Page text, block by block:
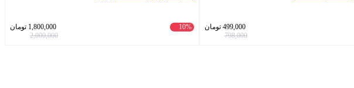
499,000 تومان
798,000
10%
1,800,000 تومان
2,000,000